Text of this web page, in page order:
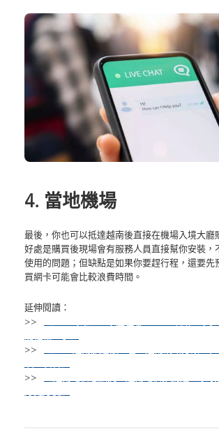
4. 當地機場
最後，你也可以抵達越南後直接在機場入境大廳
好處是購買後現場會有服務人員直接幫你安裝，
使用的問題；但缺點是如果你要趕行程，還要先
買網卡可能會比較浪費時間。
延伸閱讀：
>>
>>
>>